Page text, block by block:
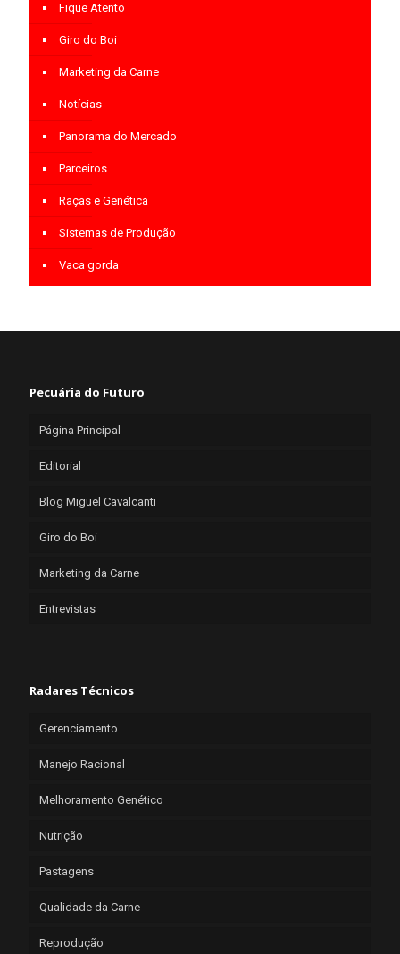
Fique Atento
Giro do Boi
Marketing da Carne
Notícias
Panorama do Mercado
Parceiros
Raças e Genética
Sistemas de Produção
Vaca gorda
Pecuária do Futuro
Página Principal
Editorial
Blog Miguel Cavalcanti
Giro do Boi
Marketing da Carne
Entrevistas
Radares Técnicos
Gerenciamento
Manejo Racional
Melhoramento Genético
Nutrição
Pastagens
Qualidade da Carne
Reprodução